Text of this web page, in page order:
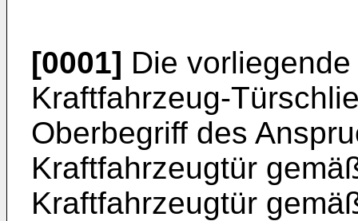
[0001] Die
Kraftfahrzeug-
Oberbegriff des
Kraftfahrzeugtür
Kraftfahrzeugtür